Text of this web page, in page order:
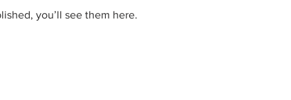
you’ll see them here.